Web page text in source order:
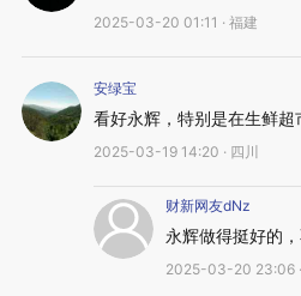
2025-03-20 01:11 · 福建
安绿宝
看好永辉，特别是在生鲜超
2025-03-19 14:20 · 四川
财新网友dNz
永辉做得挺好的
2025-03-20 23:06